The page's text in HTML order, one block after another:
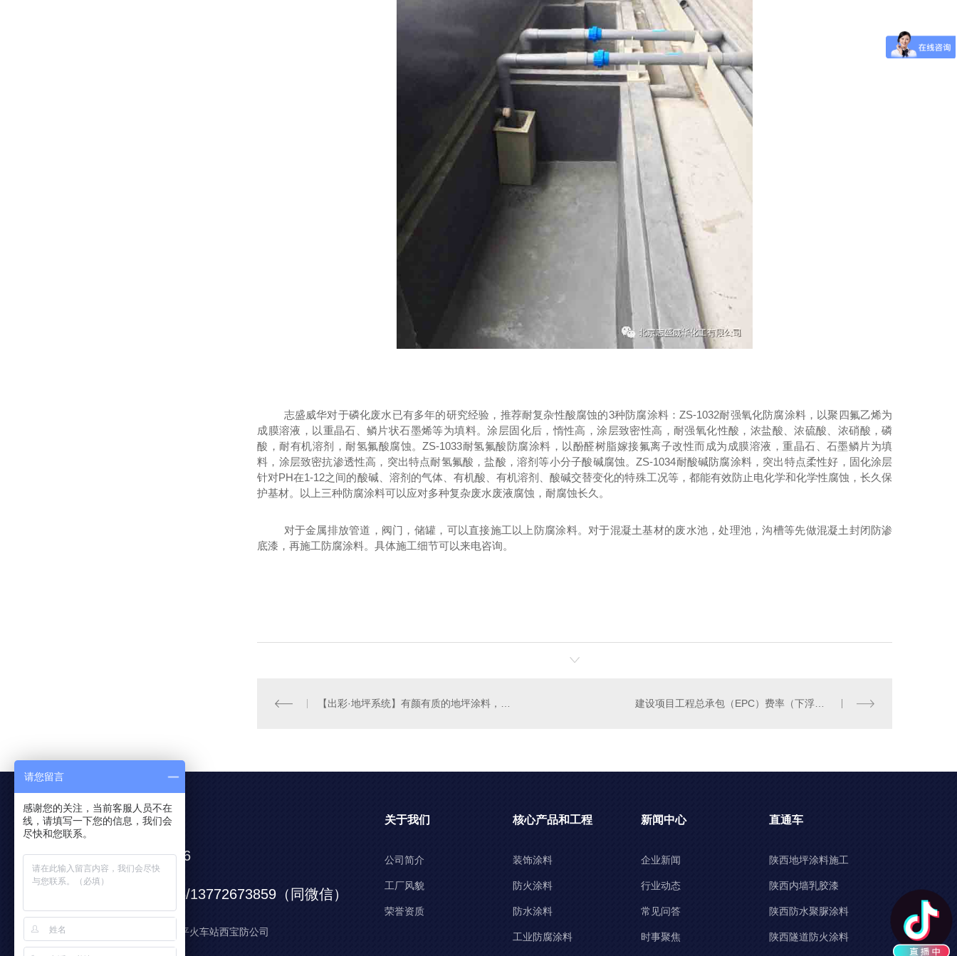
志盛威华对于磷化废水已有多年的研究经验，推荐耐复杂性酸腐蚀的3种防腐涂料：ZS-1032耐强氧化防腐涂料，以聚四氟乙烯为
成膜溶液，以重晶石、鳞片状石墨烯等为填料。涂层固化后，惰性高，涂层致密性高，耐强氧化性酸，浓盐酸、浓硫酸、浓硝酸，磷
酸，耐有机溶剂，耐氢氟酸腐蚀。ZS-1033耐氢氟酸防腐涂料，以酚醛树脂嫁接氟离子改性而成为成膜溶液，重晶石、石墨鳞片为填
料，涂层致密抗渗透性高，突出特点耐氢氟酸，盐酸，溶剂等小分子酸碱腐蚀。ZS-1034耐酸碱防腐涂料，突出特点柔性好，固化涂层
针对PH在1-12之间的酸碱、溶剂的气体、有机酸、有机溶剂、酸碱交替变化的特殊工况等，都能有效防止电化学和化学性腐蚀，长久保
护基材。以上三种防腐涂料可以应对多种复杂废水废液腐蚀，耐腐蚀长久。
对于金属排放管道，阀门，储罐，可以直接施工以上防腐涂料。对于混凝土基材的废水池，处理池，沟槽等先做混凝土封闭防渗
底漆，再施工防腐涂料。具体施工细节可以来电咨询。
【出彩·地坪系统】有颜有质的地坪涂料，科迪色彩帮您实现 建设项目工程总承包（EPC）费率（下浮率）合同应用实践
联系我们
服务电话：0917-6652666
13571725666/13772673859（同微信）
公司地址： 陕西宝鸡陈仓区阳平火车站西宝防公司
关于我们
公司简介
工厂风貌
荣誉资质
核心产品和工程
装饰涂料
防火涂料
防水涂料
工业防腐涂料
新闻中心
企业新闻
行业动态
常见问答
时事聚焦
直通车
陕西地坪涂料施工
陕西内墙乳胶漆
陕西防水聚脲涂料
陕西隧道防火涂料
请您留言
感谢您的关注，当前客服人员不在
线，请填写一下您的信息，我们会
尽快和您联系。